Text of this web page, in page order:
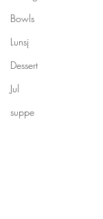
Bowls
Lunsj
Dessert
Jul
suppe